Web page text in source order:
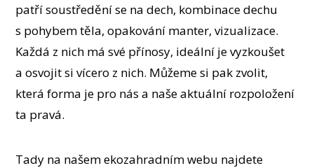
patří soustředění se na dech, kombinace dechu
s pohybem těla, opakování manter, vizualizace.
Každá z nich má své přínosy, ideální je vyzkoušet
a osvojit si vícero z nich. Můžeme si pak zvolit,
která forma je pro nás a naše aktuální rozpoložení
ta pravá.
Tady na našem ekozahradním webu najdete